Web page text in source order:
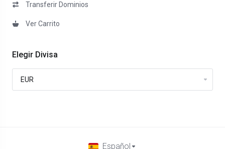
Transferir Dominios
Ver Carrito
Elegir Divisa
Español